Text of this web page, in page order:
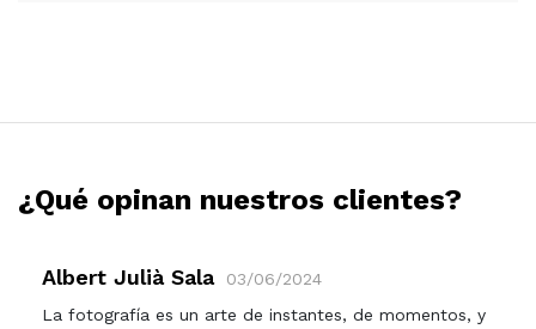
¿Qué opinan nuestros clientes?
Albert Julià Sala
03/06/2024
La fotografía es un arte de instantes, de momentos, y